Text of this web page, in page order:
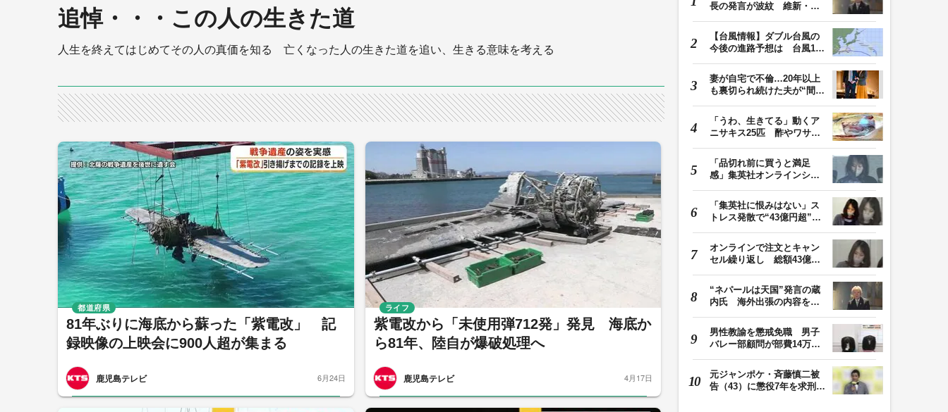
追悼・・・この人の生きた道
人生を終えてはじめてその人の真価を知る 亡くなった人の生きた道を追い、生きる意味を考える
81年ぶりに海底から蘇った「紫電改」 記
録映像の上映会に900人超が集まる
鹿児島テレビ
都道府県
6月24日
紫電改から「未使用弾712発」発見 海底か
ら81年、陸自が爆破処理へ
鹿児島テレビ
ライフ
4月17日
長の発言が波紋 維新・吉
【台風情報】ダブル台風の
今後の進路予想は 台風13
妻が自宅で不倫…20年以上
も裏切られ続けた夫が“間
「うわ、生きてる」動くア
ニサキス25匹 酢やワサビ
「品切れ前に買うと満足
感」集英社オンラインショ
「集英社に恨みはない」ス
トレス発散で“43億円超”の
オンラインで注文とキャン
セル繰り返し 総額43億円
“ネパールは天国”発言の蔵
内氏 海外出張の内容を説
男性教諭を懲戒免職 男子
バレー部顧問が部費14万円
元ジャンポケ・斉藤慎二被
告（43）に懲役7年を求刑